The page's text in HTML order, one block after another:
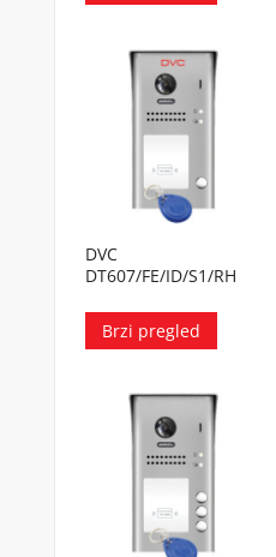
DVC
DT607/FE/ID/S1/RH
Brzi pregled